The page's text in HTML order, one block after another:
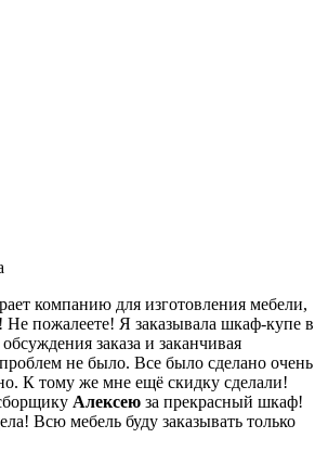
компанию для изготовления мебели,
пожалеете! Я заказывала шкаф-купе в
заказа и заканчивая
не было. Все было сделано очень
К тому же мне ещё скидку сделали!
Алексею за прекрасный шкаф!
Всю мебель буду заказывать только